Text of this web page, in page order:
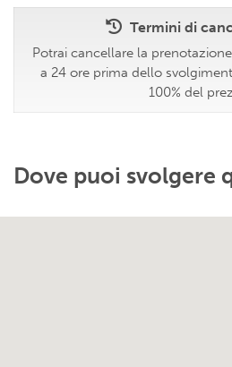
Termini di
Potrai cancellare la
a 24 ore prima dello
100% del
Dove puoi svolgere